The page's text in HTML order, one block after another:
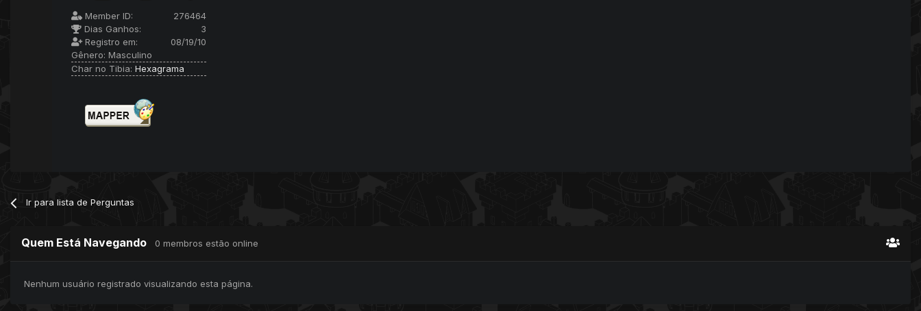
Member ID:
276464
Dias Ganhos:
3
Registro em:
08/19/10
Gênero: Masculino
Char no Tibia: Hexagrama
Ir para lista de Perguntas
Quem Está Navegando 0 membros estão online
Nenhum usuário registrado visualizando esta página.